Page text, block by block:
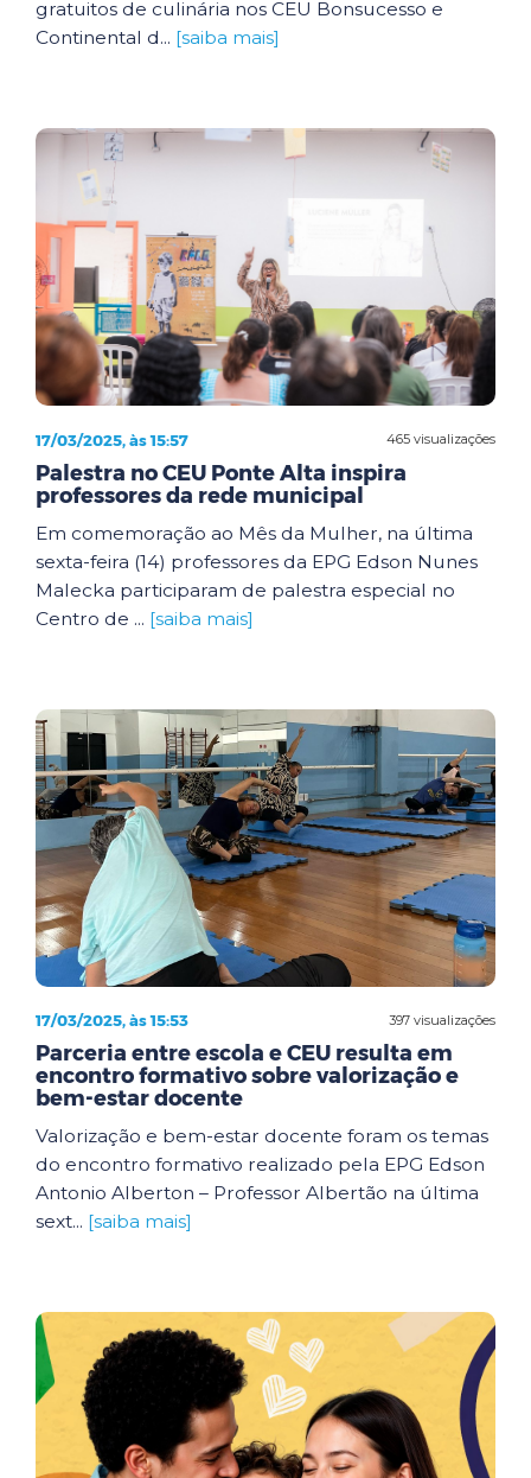
gratuitos de culinária nos CEU Bonsucesso e
Continental d... [saiba mais]
465 visualizações
17/03/2025, às 15:57
Palestra no CEU Ponte Alta inspira
professores da rede municipal
Em comemoração ao Mês da Mulher, na última
sexta-feira (14) professores da EPG Edson Nunes
Malecka participaram de palestra especial no
Centro de ... [saiba mais]
397 visualizações
17/03/2025, às 15:53
Parceria entre escola e CEU resulta em
encontro formativo sobre valorização e
bem-estar docente
Valorização e bem-estar docente foram os temas
do encontro formativo realizado pela EPG Edson
Antonio Alberton – Professor Albertão na última
sext... [saiba mais]